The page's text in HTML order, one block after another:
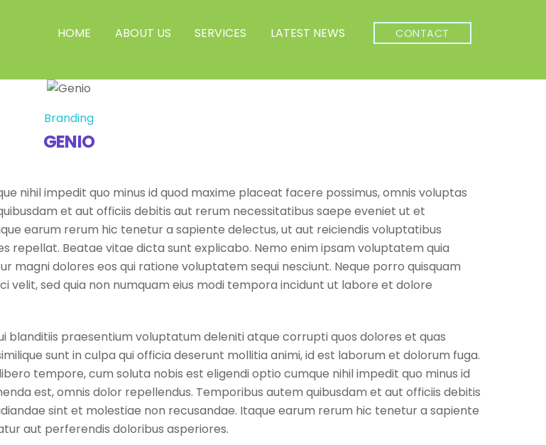
HOME ABOUT US SERVICES LATEST NEWS CONTACT
Branding
GENIO
nihil impedit quo minus id quod maxime placeat facere possimus, omnis voluptas
et aut officiis debitis aut rerum necessitatibus saepe eveniet ut et
earum rerum hic tenetur a sapiente delectus, ut aut reiciendis voluptatibus
repellat. Beatae vitae dicta sunt explicabo. Nemo enim ipsam voluptatem quia
magni dolores eos qui ratione voluptatem sequi nesciunt. Neque porro quisquam
velit, sed quia non numquam eius modi tempora incidunt ut labore et dolore
blanditiis praesentium voluptatum deleniti atque corrupti quos dolores et quas
sunt in culpa qui officia deserunt mollitia animi, id est laborum et dolorum fuga.
tempore, cum soluta nobis est eligendi optio cumque nihil impedit quo minus id
est, omnis dolor repellendus. Temporibus autem quibusdam et aut officiis debitis
sint et molestiae non recusandae. Itaque earum rerum hic tenetur a sapiente
aut perferendis doloribus asperiores.